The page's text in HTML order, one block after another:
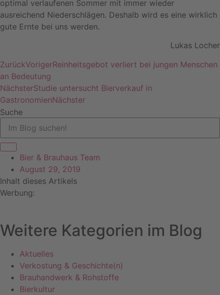
optimal verlaufenen Sommer mit immer wieder
ausreichend Niederschlägen. Deshalb wird es eine wirklich
gute Ernte bei uns werden.
Lukas Locher
ZurückVorigerReinheitsgebot verliert bei jungen Menschen
an Bedeutung
NächsterStudie untersucht Bierverkauf in
GastronomienNächster
Suche
Bier & Brauhaus Team
August 29, 2019
Inhalt dieses Artikels
Werbung:
Weitere Kategorien im Blog
Aktuelles
Verkostung & Geschichte(n)
Brauhandwerk & Rohstoffe
Bierkultur